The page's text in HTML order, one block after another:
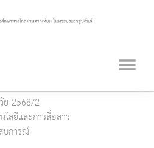
ย 2568/2
โลยีและการสื่อสาร
บการณ์